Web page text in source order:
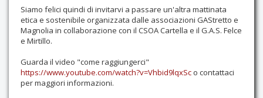
Siamo felici quindi di invitarvi a passare un'altra mattinata
etica e sostenibile organizzata dalle associazioni GAStretto e
Magnolia in collaborazione con il CSOA Cartella e il G.A.S. Felce
e Mirtillo.
Guarda il video "come raggiungerci"
https://www.youtube.com/watch?v=Vhbid9lqxSc o contattaci
per maggiori informazioni.